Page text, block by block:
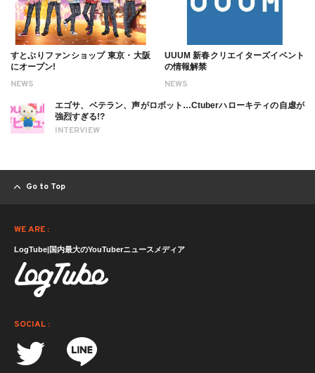
NEWS
すとぷりファンショップ 東京・大阪
にオープン!
NEWS
UUUM 新春クリエイターズイベント
の情報解禁
INTERVIEW
エゴサ、ベテラン、声がロボット…Ctuberハローキティの自虐が
強烈すぎる!?
Go to Top
WE ARE :
LogTube|国内最大のYouTuberニュースメディア
SOCIAL :